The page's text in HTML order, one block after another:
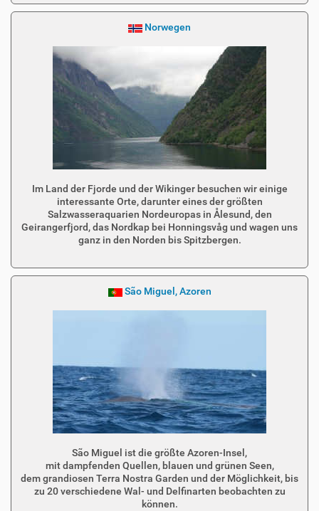
Norwegen
Im Land der Fjorde und der Wikinger besuchen wir einige
interessante Orte, darunter eines der größten
Salzwasseraquarien Nordeuropas in Ålesund, den
Geirangerfjord, das Nordkap bei Honningsvåg und wagen uns
ganz in den Norden bis Spitzbergen.
São Miguel, Azoren
São Miguel ist die größte Azoren-Insel,
mit dampfenden Quellen, blauen und grünen Seen,
dem grandiosen Terra Nostra Garden und der Möglichkeit, bis
zu 20 verschiedene Wal- und Delfinarten beobachten zu
können.